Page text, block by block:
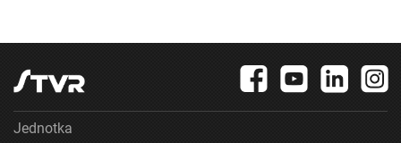
Jednotka